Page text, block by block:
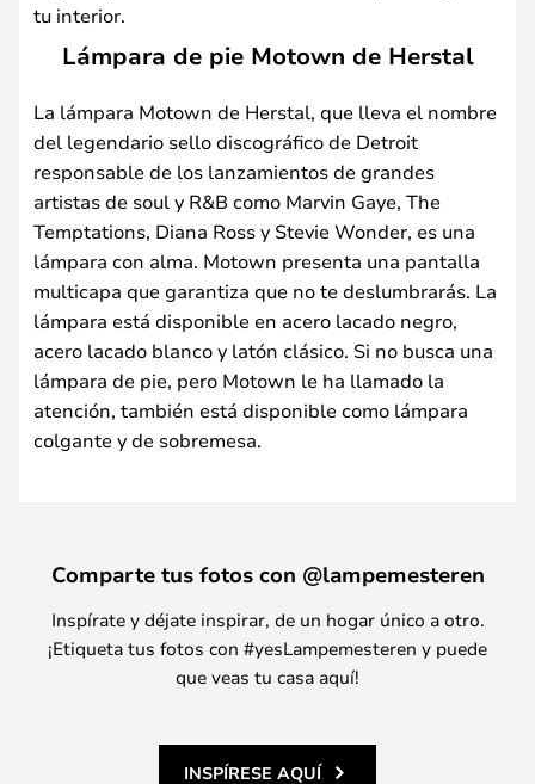
tu interior.
Lámpara de pie Motown de Herstal
La lámpara Motown de Herstal, que lleva el nombre
del legendario sello discográfico de Detroit
responsable de los lanzamientos de grandes
artistas de soul y R&B como Marvin Gaye, The
Temptations, Diana Ross y Stevie Wonder, es una
lámpara con alma. Motown presenta una pantalla
multicapa que garantiza que no te deslumbrarás. La
lámpara está disponible en acero lacado negro,
acero lacado blanco y latón clásico. Si no busca una
lámpara de pie, pero Motown le ha llamado la
atención, también está disponible como lámpara
colgante y de sobremesa.
Comparte tus fotos con @lampemesteren
Inspírate y déjate inspirar, de un hogar único a otro.
¡Etiqueta tus fotos con #yesLampemesteren y puede
que veas tu casa aquí!
INSPÍRESE AQUÍ